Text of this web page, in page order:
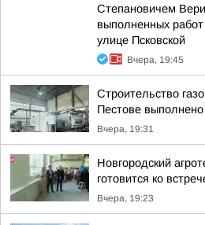
Степановичем
выполненных
улице Псковской
Вчера, 19:45
Строительство
Пестове
Вчера, 19:31
Новгородский
готовится ко
Вчера, 19:23